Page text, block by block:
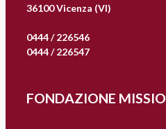
36100 Vicenza (VI)
0444 / 226546
0444 / 226547
FONDAZIONE MISSIO